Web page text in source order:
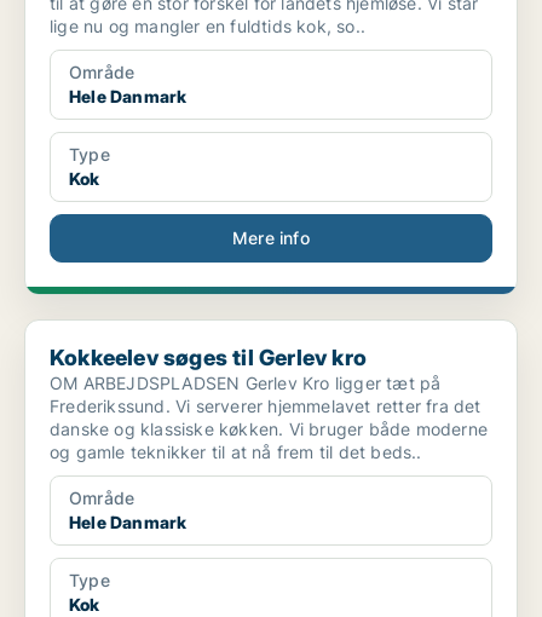
lige nu og mangler en fuldtids kok, so..
Område
Hele Danmark
Type
Kok
Mere info
Kokkeelev søges til Gerlev kro
Kokkeelev søges til Gerlev kro
OM ARBEJDSPLADSEN Gerlev Kro ligger tæt på
Frederikssund. Vi serverer hjemmelavet retter fra det
danske og klassiske køkken. Vi bruger både moderne
og gamle teknikker til at nå frem til det beds..
Område
Hele Danmark
Type
Kok